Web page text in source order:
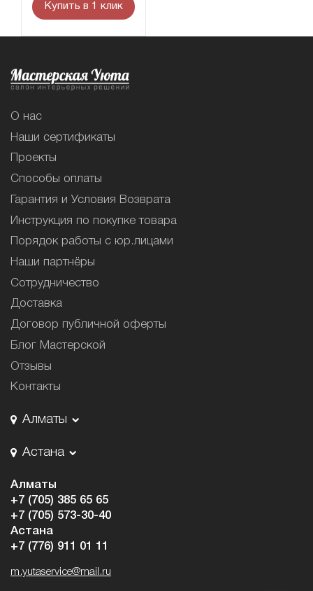
Купить в 1 клик
О нас
Наши сертификаты
Проекты
Способы оплаты
Гарантия и Условия Возврата
Инструкция по покупке товара
Порядок работы с юр.лицами
Наши партнёры
Сотрудничество
Доставка
Договор публичной оферты
Блог Мастерской
Отзывы
Контакты
Алматы
Астана
Алматы
+7 (705) 385 65 65
+7 (705) 573-30-40
Астана
+7 (776) 911 01 11
m.yutaservice@mail.ru